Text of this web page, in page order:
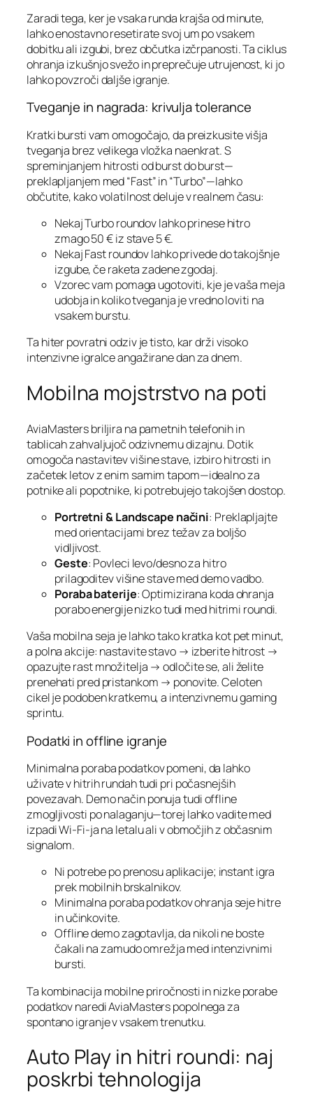
Zaradi tega, ker je vsaka runda krajša od minute,
lahko enostavno resetirate svoj um po vsakem
dobitku ali izgubi, brez občutka izčrpanosti. Ta ciklus
ohranja izkušnjo svežo in preprečuje utrujenost, ki jo
lahko povzroči daljše igranje.
Tveganje in nagrada: krivulja tolerance
Kratki bursti vam omogočajo, da preizkusite višja
tveganja brez velikega vložka naenkrat. S
spreminjanjem hitrosti od burst do burst—
preklapljanjem med “Fast” in “Turbo”—lahko
občutite, kako volatilnost deluje v realnem času:
Nekaj Turbo roundov lahko prinese hitro
zmago 50 € iz stave 5 €.
Nekaj Fast roundov lahko privede do takojšnje
izgube, če raketa zadene zgodaj.
Vzorec vam pomaga ugotoviti, kje je vaša meja
udobja in koliko tveganja je vredno loviti na
vsakem burstu.
Ta hiter povratni odziv je tisto, kar drži visoko
intenzivne igralce angažirane dan za dnem.
Mobilna mojstrstvo na poti
AviaMasters briljira na pametnih telefonih in
tablicah zahvaljujoč odzivnemu dizajnu. Dotik
omogoča nastavitev višine stave, izbiro hitrosti in
začetek letov z enim samim tapom—idealno za
potnike ali popotnike, ki potrebujejo takojšen dostop.
Portretni & Landscape načini: Preklapljajte
med orientacijami brez težav za boljšo
vidljivost.
Geste: Povleci levo/desno za hitro
prilagoditev višine stave med demo vadbo.
Poraba baterije: Optimizirana koda ohranja
porabo energije nizko tudi med hitrimi roundi.
Vaša mobilna seja je lahko tako kratka kot pet minut,
a polna akcije: nastavite stavo → izberite hitrost →
opazujte rast množitelja → odločite se, ali želite
prenehati pred pristankom → ponovite. Celoten
cikel je podoben kratkemu, a intenzivnemu gaming
sprintu.
Podatki in offline igranje
Minimalna poraba podatkov pomeni, da lahko
uživate v hitrih rundah tudi pri počasnejših
povezavah. Demo način ponuja tudi offline
zmogljivosti po nalaganju—torej lahko vadite med
izpadi Wi‑Fi-ja na letalu ali v območjih z občasnim
signalom.
Ni potrebe po prenosu aplikacije; instant igra
prek mobilnih brskalnikov.
Minimalna poraba podatkov ohranja seje hitre
in učinkovite.
Offline demo zagotavlja, da nikoli ne boste
čakali na zamudo omrežja med intenzivnimi
bursti.
Ta kombinacija mobilne priročnosti in nizke porabe
podatkov naredi AviaMasters popolnega za
spontano igranje v vsakem trenutku.
Auto Play in hitri roundi: naj
poskrbi tehnologija